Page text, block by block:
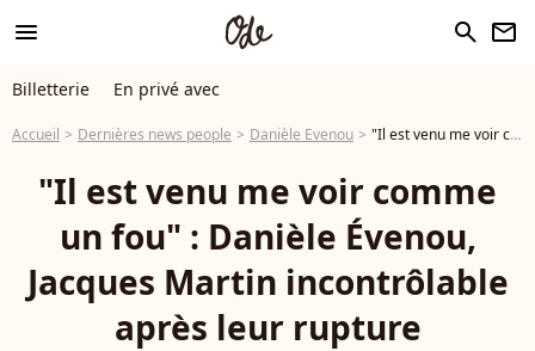
menu search newsletter
Billetterie En privé avec
Accueil Dernières news people Danièle Evenou "Il est venu me voir comme un fou" : Danièle Évenou, Jacques Martin incontrôlable après leur rupture
"Il est venu me voir comme
un fou" : Danièle Évenou,
Jacques Martin incontrôlable
après leur rupture